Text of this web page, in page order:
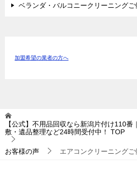
ベランダ・バルコニークリーニング
加盟希望の業者の方へ
【公式】不用品回収なら新潟片付け110
敷・遺品整理など24時間受付中！
TOP
お客様の声 エアコンクリーニング